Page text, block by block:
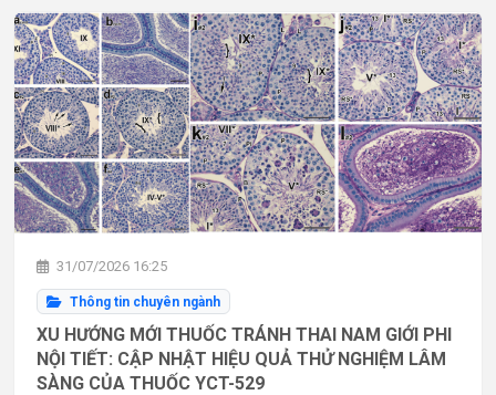
31/07/2026 16:25
Thông tin chuyên ngành
XU HƯỚNG MỚI THUỐC TRÁNH THAI NAM GIỚI PHI
NỘI TIẾT: CẬP NHẬT HIỆU QUẢ THỬ NGHIỆM LÂM
SÀNG CỦA THUỐC YCT-529